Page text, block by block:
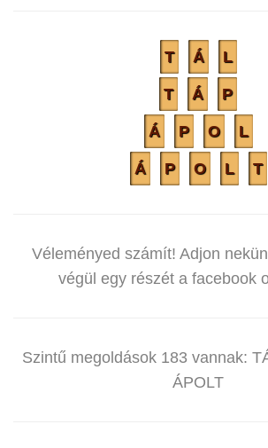
T Á L
T Á P
Á P O L
Á P O L T
Véleményed számít! Adjon
végül egy részét a facebook
Szintű megoldások 183 vannak:
ÁPOLT